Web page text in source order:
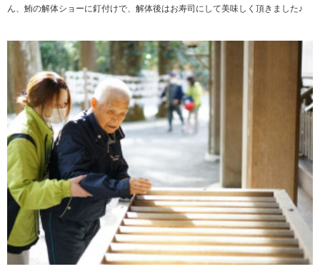
ん、鮪の解体ショーに釘付けで、解体後はお寿司にして美味しく頂きました♪